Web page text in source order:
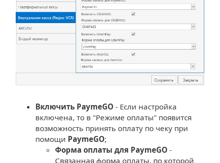
Включить PaymeGO - Если настройка
включена, то в "Режиме оплаты" появится
возможность принять оплату по чеку при
помощи PaymeGO;
Форма оплаты для PaymeGO -
Связанная форма оплаты, по которой